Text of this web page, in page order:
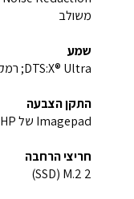
משולב
שמע
DTS:X® Ultra; רמקולים כפולים; HP Audio Boost
התקן הצבעה
Imagepad של HP
חריצי הרחבה
2 M.2 ‏(SSD)